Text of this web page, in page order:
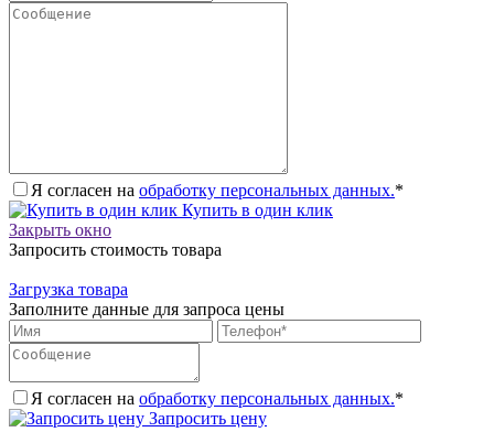
Я согласен на обработку персональных данных.*
Купить в один клик
Закрыть окно
Запросить стоимость товара
Загрузка товара
Заполните данные для запроса цены
Я согласен на обработку персональных данных.*
Запросить цену